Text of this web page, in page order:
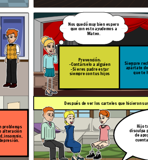
problemas
alteración
insomnio,
Después de ver los carteles que hicieron
Hijo
disculpa
de
Nos quedó muy bien espero
que con esto ayudemos a
Mateo.
Prevención:
-Contárselo a alguien
-Si eres padre estar
siempre con tus hijos
Siempre
apártate
que te